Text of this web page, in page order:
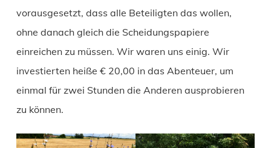
vorausgesetzt, dass alle Beteiligten das wollen,
ohne danach gleich die Scheidungspapiere
einreichen zu müssen. Wir waren uns einig. Wir
investierten heiße € 20,00 in das Abenteuer, um
einmal für zwei Stunden die Anderen ausprobieren
zu können.